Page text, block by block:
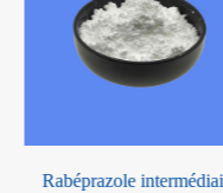
1,2, 4-trifluorobenzène